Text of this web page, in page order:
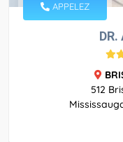
APPELEZ
512